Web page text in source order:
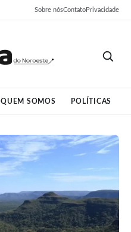
Sobre nósContatoPrivacidade
QUEM SOMOS POLÍTICAS